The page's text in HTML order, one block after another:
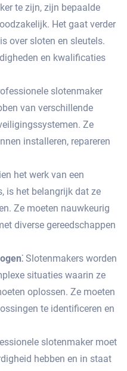
te zijn, zijn bepaalde
Het gaat verder
over sloten en sleutels.​
en kwalificaties
slotenmaker
van verschillende
Ze
installeren, repareren
het werk van een
is het belangrijk dat ze
Ze moeten nauwkeurig
diverse gereedschappen
Slotenmakers worden
situaties waarin ze
oplossen.​ Ze moeten
te identificeren en
slotenmaker moet
hebben en in staat